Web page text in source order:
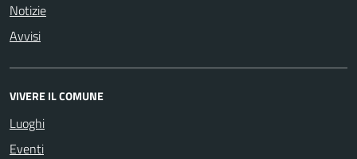
Notizie
Avvisi
VIVERE IL COMUNE
Luoghi
Eventi